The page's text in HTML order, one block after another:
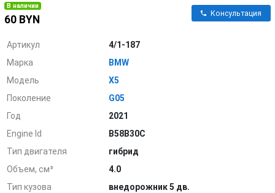
В наличии
60 BYN
Консультация
Артикул
4/1-187
Марка
BMW
Модель
X5
Поколение
G05
Год
2021
Engine Id
B58B30C
Тип двигателя
гибрид
Объем, см³
4.0
Тип кузова
внедорожник 5 дв.